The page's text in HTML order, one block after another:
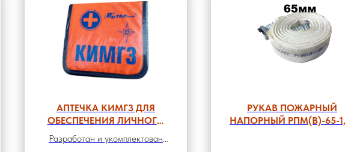
АПТЕЧКА КИМГЗ ДЛЯ
ОБЕСПЕЧЕНИЯ ЛИЧНОГО
ФОРМИРОВАНИЙ
Разработан и укомплектован
РУКАВ ПОЖАРНЫЙ
НАПОРНЫЙ РПМ(В)-65-